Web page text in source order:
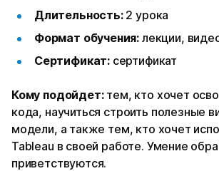
Длительность: 2 урока
Формат обучения: лекции,
Сертификат: сертификат
Кому подойдет:тем, кто хочет
кода, научиться строить полезные
модели, а также тем, кто хочет
Tableau в своей работе. Умение
приветствуются.